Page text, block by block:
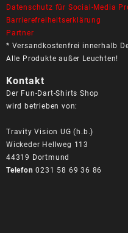
Datenschutz für Social-Media
Barrierefreiheitserklärung
Partner
* Versandkostenfrei innerhalb
Alle Produkte außer Leuchten!
Kontakt
Der Fun-Dart-Shirts Shop
wird betrieben von:
Travity Vision UG (h.b.)
Wickeder Hellweg 113
44319 Dortmund
Telefon 0231 58 69 36 86